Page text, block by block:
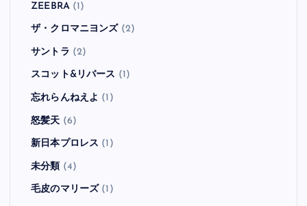
ZEEBRA(1)
ザ・クロマニヨンズ (2)
サントラ (2)
スコット&リバース (1)
忘れらんねえよ (1)
怒髪天 (6)
新日本プロレス (1)
未分類 (4)
毛皮のマリーズ (1)